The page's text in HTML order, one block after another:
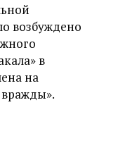
возбуждено
в
на